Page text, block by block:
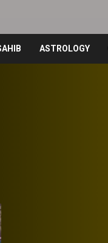
ASTROLOGY